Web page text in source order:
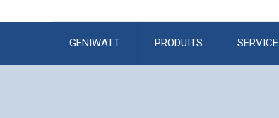
GENIWATT PRODUITS SERVICE